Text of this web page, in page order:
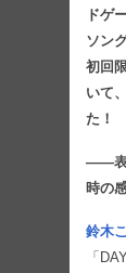
ドゲ
ソン
初回
いて
た！
――表
時の
鈴木
「